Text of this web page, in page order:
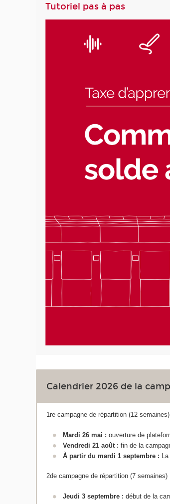
Tutoriel pas à pas
Calendrier 2026 de la
1re campagne de répartition (12
Mardi 26 mai : ouverture de
Vendredi 21 août : fin de la
À partir du mardi 1 septembre : La
2de campagne de répartition (7 semaines)
Jeudi 3 septembre : début de la